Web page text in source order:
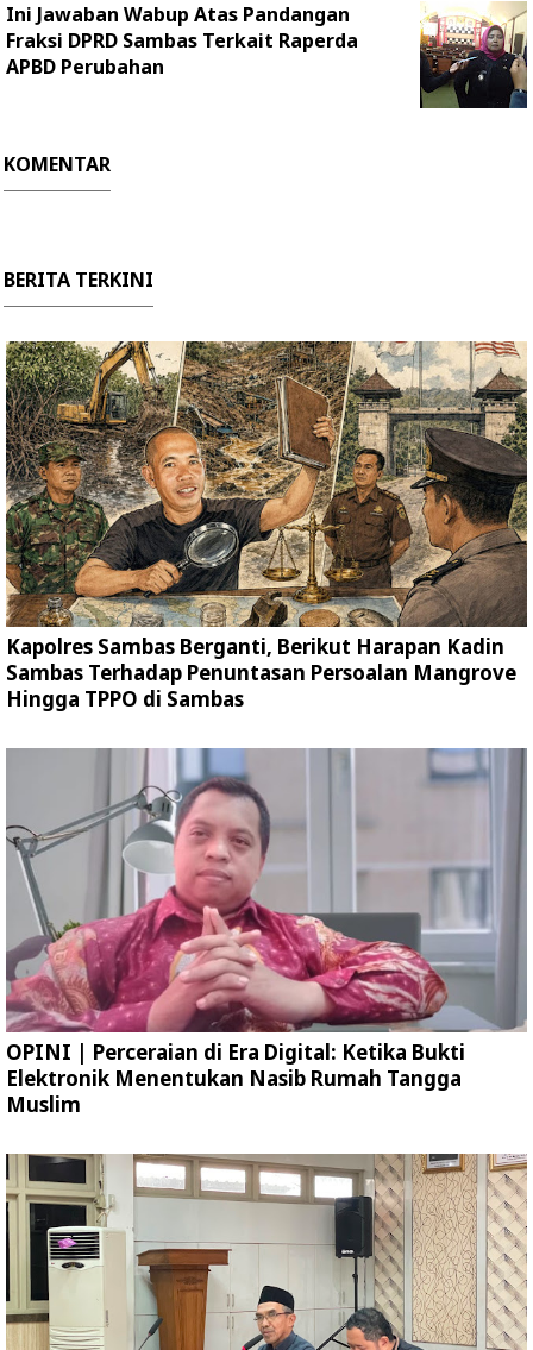
Ini Jawaban Wabup Atas Pandangan
Fraksi DPRD Sambas Terkait Raperda
APBD Perubahan
KOMENTAR
BERITA TERKINI
Kapolres Sambas Berganti, Berikut Harapan Kadin
Sambas Terhadap Penuntasan Persoalan Mangrove
Hingga TPPO di Sambas
OPINI | Perceraian di Era Digital: Ketika Bukti
Elektronik Menentukan Nasib Rumah Tangga
Muslim